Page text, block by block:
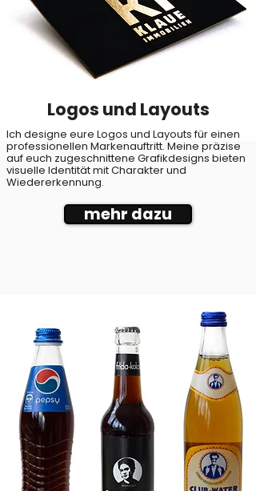
Logos und Layouts
Ich designe eure Logos und Layouts für einen
professionellen Markenauftritt. Meine präzise
auf euch zugeschnittene Grafikdesigns bieten
visuelle Identität mit Charakter und
Wiedererkennung.
mehr dazu